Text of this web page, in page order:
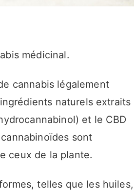
médicinal.
cannabis légalement
naturels extraits
et le CBD
sont
ceux de la plante.
telles que les huiles,